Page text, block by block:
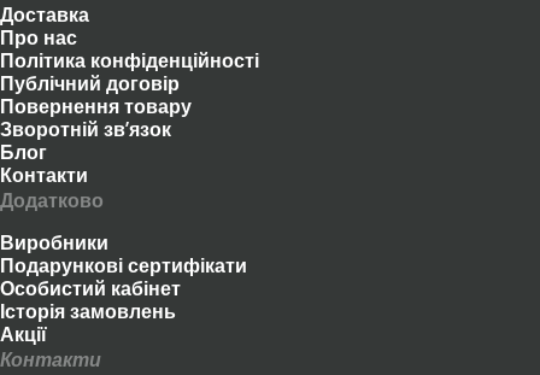
Доставка
Про нас
Політика конфіденційності
Публічний договір
Повернення товару
Зворотній зв’язок
Блог
Контакти
Додатково
Виробники
Подарункові сертифікати
Особистий кабінет
Історія замовлень
Акції
Контакти